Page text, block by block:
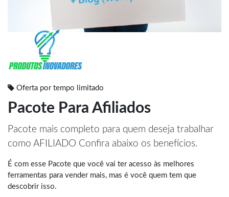
Oferta por tempo limitado
Pacote Para Afiliados
Pacote mais completo para quem deseja trabalhar
como AFILIADO Confira abaixo os benefícios.
É com esse Pacote que você vai ter acesso às melhores
ferramentas para vender mais, mas é você quem tem que
descobrir isso.